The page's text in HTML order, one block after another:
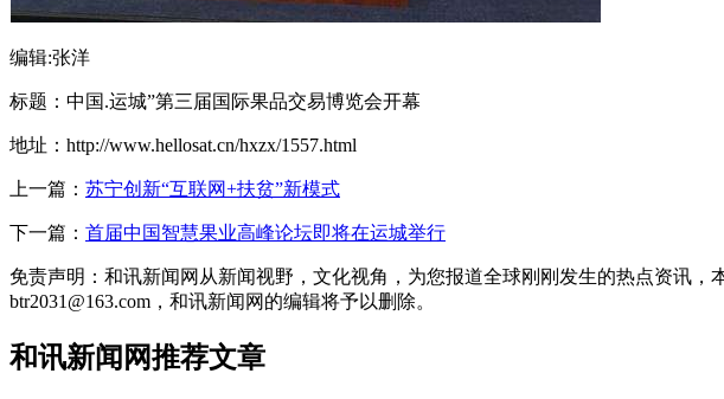
编辑:张洋
标题：中国.运城”第三届国际果品交易博览会开幕
地址：http://www.hellosat.cn/hxzx/1557.html
上一篇： 苏宁创新“互联网+扶贫”新模式
下一篇： 首届中国智慧果业高峰论坛即将在运城举行
免责声明：和讯新闻网从新闻视野，文化视角，为您报道全球刚刚发生的热点资讯
btr2031@163.com，和讯新闻网的编辑将予以删除。
和讯新闻网推荐文章